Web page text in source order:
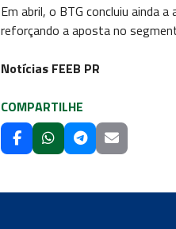
Em abril, o BTG concluiu ainda
reforçando a aposta no
Notícias FEEB PR
COMPARTILHE